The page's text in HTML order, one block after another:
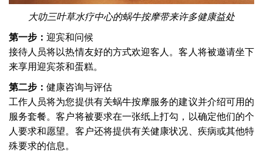
大叻三叶草水疗中心的蜗牛按摩带来许多健康益处
第一步： 迎宾和问候
接待人员将以热情友好的方式欢迎客人。客人将被邀请坐下
来享用迎宾茶和蛋糕。
第二步： 健康咨询与评估
工作人员将为您提供有关蜗牛按摩服务的建议并介绍可用的
服务套餐。客户将被要求在一张纸上打勾，以确定他们的个
人要求和愿望。客户还将提供有关健康状况、疾病或其他特
殊要求的信息。